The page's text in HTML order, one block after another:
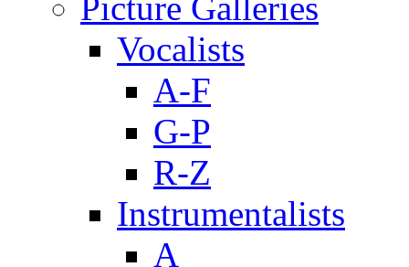
Vocalists
A-F
G-P
R-Z
Instrumentalists
A